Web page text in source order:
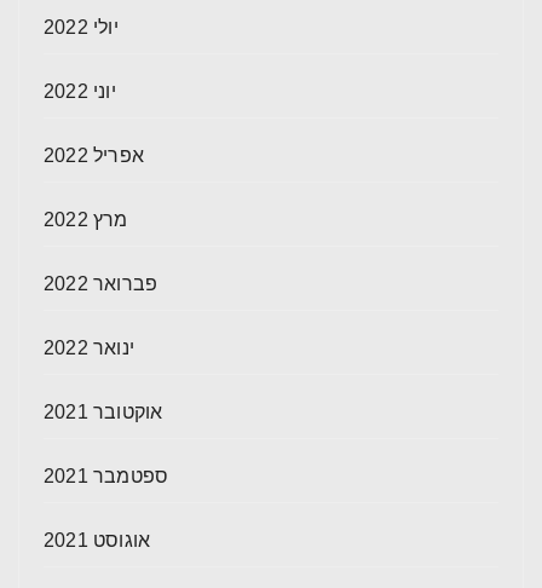
יולי 2022
יוני 2022
אפריל 2022
מרץ 2022
פברואר 2022
ינואר 2022
אוקטובר 2021
ספטמבר 2021
אוגוסט 2021